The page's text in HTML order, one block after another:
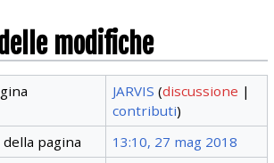
modifiche
JARVIS (discussione |
contributi)
pagina
13:10, 27 mag 2018